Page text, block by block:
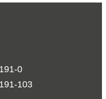
0
103